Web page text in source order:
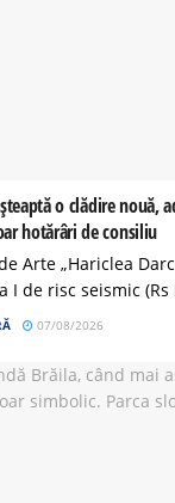
o clădire nouă,
hotărâri de consiliu
Arte „Hariclea
I de risc seismic (Rs
07/08/2026